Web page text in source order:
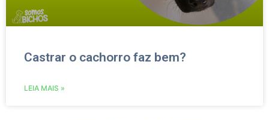
Castrar o cachorro faz bem?
LEIA MAIS »